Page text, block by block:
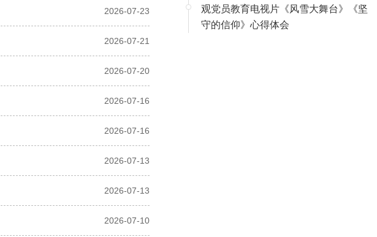
2026-07-23
2026-07-21
2026-07-20
2026-07-16
2026-07-16
2026-07-13
2026-07-13
2026-07-10
观党员教育电视片《风雪大舞台》《坚
守的信仰》心得体会